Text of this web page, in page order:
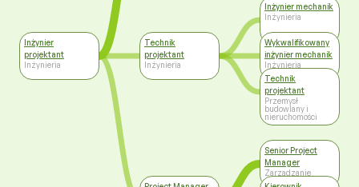
Inżynier
projektant
Inżynieria
Technik
projektant
Inżynieria
Inżynier mechanik
Inżynieria
Wykwalifikowany
inżynier mechanik
Inżynieria
Technik
projektant
Przemysł
budowlany i
nieruchomości
Senior Project
Manager
Zarządzanie